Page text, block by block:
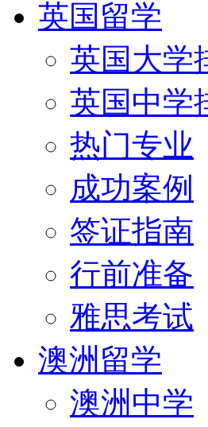
英国留学
英国大学
英国中学
热门专业
成功案例
签证指南
行前准备
雅思考试
澳洲留学
澳洲中学